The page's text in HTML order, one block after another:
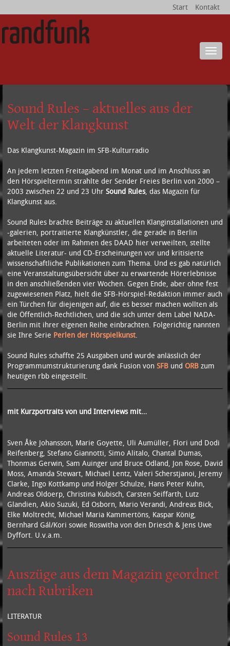
Start Kontakt
Menu
Sound Rules – aktuelles aus der
Welt der Klangkunst
Das Klangkunst-Magazin im SFB-Kulturradio
An jedem letzten Freitagabend im Monat und im Anschluss an
den Hörspieltermin strahlte der Sender Freies Berlin von 2000 –
2003 zwischen 22 und 23 Uhr Sound Rules, das Magazin für
Klangkunst aus.
Sound Rules brachte Beiträge zu aktuellen Klanginstallationen und
-galerien, portraitierte Klangkünstler, die gerade in Berlin
arbeiteten oder im Rahmen des DAAD hier verweilten, stellte
aktuelle Literatur- und CD-Erscheinungen vor und kritisierte
wissenschaftliche Publikationen zum Thema. Und es gab natürlich
eine Veranstaltungsübersicht über zu erwartende Hörerlebnisse
in den anschließenden vier Wochen. Gegen Ende, aber ohne fest
zugewiesenen Platz, hielt die SFB-Hörspiel-Redaktion immer auch
ein Türchen für diejenigen auf, die es besser machen wollten als
die Öffentlich-Rechtlichen, und die sich unter dem Label NADA-
Berlin mit ihrer eigenen Reihe einbrachten. Folgerichtig nannten
sie Ihre Serie Perlen der Hörspielkunst.
Sound Rules schaffte 25 Ausgaben und wurde anlässlich der
Programmumstrukturierung dank Fusion von SFBund ORBzum
heutigen rbb eingestellt.
mit Kurzportraits von und Interviews mit…
Sven Åke Johansson, Marie Goyette, Uli Aumüller, Flori und Dodi
Reifenberg, Stefano Giannotti, Simo Alitalo, Chantal Dumas,
Thonmas Gerwin, Sam Auinger und Bruce Odland, Jon Rose, David
Moss, Amanda Stewart, Michael Lentz, Valeri Scherstjanoi, Jeremy
Clarke, Ingo Kottkamp und Holger Schulze, Hans Peter Kuhn,
Andreas Oldoerp, Christina Kubisch, Carsten Seiffarth, Lutz
Glandien, Akio Suzuki, Ed Osborn, Mario Verandi, Andreas Bick,
Elke Moltrecht, Michael Maria Kammertöns, Kaspar König,
Bernhard Gál/Kori sowie Roswitha von den Driesch & Jens Uwe
Dyffort. U.v.a.m.
Auszüge aus dem Magazin geordnet
nach Rubriken
LITERATUR
Sound Rules 13